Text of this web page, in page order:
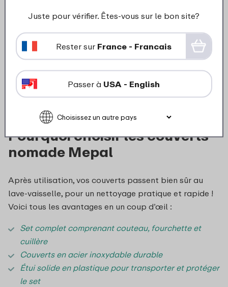
le transport encore plus facile, sans compromettre la
praticité. La cuillère se déplie et se replie aisément,
réduisant l’espace nécessaire dans votre sac. Que
vous voyagiez en famille ou pour un long trajet, ce set
compact est un accessoire indispensable. Pour les
plus petits, nous proposons également des couverts
enfants, spécialement conçus pour les petites mains
et les grandes aventures.
Pourquoi choisir les couverts
nomade Mepal
Après utilisation, vos couverts passent bien sûr au
lave‑vaisselle, pour un nettoyage pratique et rapide !
Voici tous les avantages en un coup d’œil :
Set complet comprenant couteau, fourchette et
cuillère
Couverts en acier inoxydable durable
Étui solide en plastique pour transporter et protéger
le set
Juste pour vérifier. Êtes-vous sur le bon site?
Rester sur France - Francais
Passer à USA - English